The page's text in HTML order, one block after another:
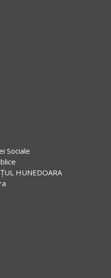
Sociale
HUNEDOARA